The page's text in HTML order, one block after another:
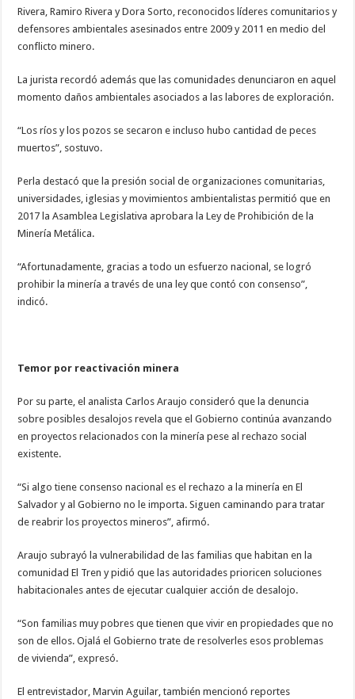
Rivera, Ramiro Rivera y Dora Sorto, reconocidos líderes comunitarios y
defensores ambientales asesinados entre 2009 y 2011 en medio del
conflicto minero.
La jurista recordó además que las comunidades denunciaron en aquel
momento daños ambientales asociados a las labores de exploración.
“Los ríos y los pozos se secaron e incluso hubo cantidad de peces
muertos”, sostuvo.
Perla destacó que la presión social de organizaciones comunitarias,
universidades, iglesias y movimientos ambientalistas permitió que en
2017 la Asamblea Legislativa aprobara la Ley de Prohibición de la
Minería Metálica.
“Afortunadamente, gracias a todo un esfuerzo nacional, se logró
prohibir la minería a través de una ley que contó con consenso”,
indicó.
Temor por reactivación minera
Por su parte, el analista Carlos Araujo consideró que la denuncia
sobre posibles desalojos revela que el Gobierno continúa avanzando
en proyectos relacionados con la minería pese al rechazo social
existente.
“Si algo tiene consenso nacional es el rechazo a la minería en El
Salvador y al Gobierno no le importa. Siguen caminando para tratar
de reabrir los proyectos mineros”, afirmó.
Araujo subrayó la vulnerabilidad de las familias que habitan en la
comunidad El Tren y pidió que las autoridades prioricen soluciones
habitacionales antes de ejecutar cualquier acción de desalojo.
“Son familias muy pobres que tienen que vivir en propiedades que no
son de ellos. Ojalá el Gobierno trate de resolverles esos problemas
de vivienda”, expresó.
El entrevistador, Marvin Aguilar, también mencionó reportes